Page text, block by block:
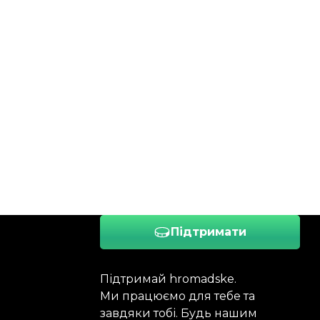
Підтримати
Підтримай hromadske.
Ми працюємо для тебе та
завдяки тобі. Будь нашим